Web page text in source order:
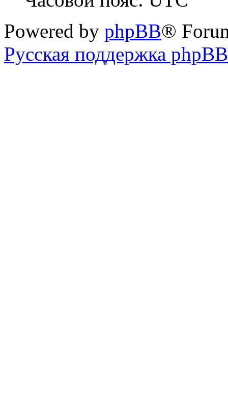
Powered by phpBB®
Русская поддержка phpBB